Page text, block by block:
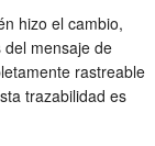
hizo el cambio,
mensaje de
rastreable
trazabilidad es